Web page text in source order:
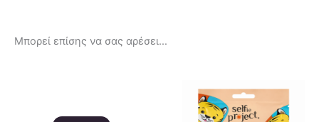
Μπορεί επίσης να σας αρέσει…